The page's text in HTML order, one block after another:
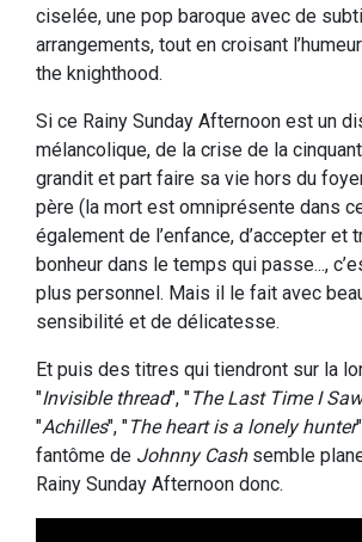
ciselée, une pop baroque avec de
arrangements, tout en croisant
the knighthood.
Si ce Rainy Sunday Afternoon est un
mélancolique, de la crise de la
grandit et part faire sa vie hors du
père (la mort est omniprésente dans
également de l’enfance, d’accepter et
bonheur dans le temps qui passe...,
plus personnel. Mais il le fait avec
sensibilité et de délicatesse.
Et puis des titres qui tiendront sur la
"Invisible thread", "The Last Time I
"Achilles", "The heart is a lonely hunter
fantôme de Johnny Cashsemble
Rainy Sunday Afternoon donc.